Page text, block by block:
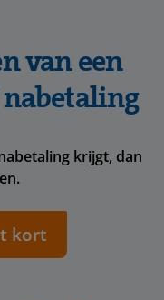
van een
krijgt, dan
kort